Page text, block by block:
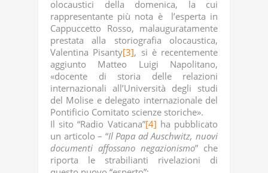
olocaustici della domenica, la cui
rappresentante più nota è l’esperta in
Cappuccetto Rosso, malauguratamente
prestata alla storiografia olocaustica,
Valentina Pisanty[3], si è recentemente
aggiunto Matteo Luigi Napolitano,
«docente di storia delle relazioni
internazionali all’Università degli studi
del Molise e delegato internazionale del
Pontificio Comitato scienze storiche».
Il sito “Radio Vaticana”[4] ha pubblicato
un articolo – “Il Papa ad Auschwitz, nuovi
documenti affossano negazionismo” che
riporta le strabilianti rivelazioni di